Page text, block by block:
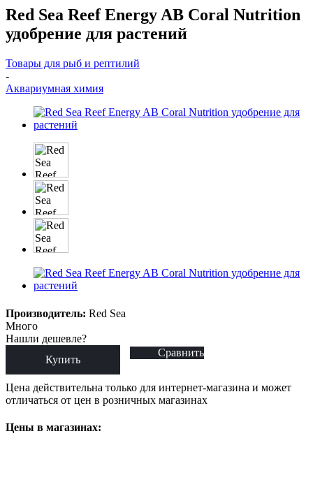
Red Sea Reef Energy AB Coral Nutrition
удобрение для растений
Товары для рыб и рептилий
-
Аквариумная химия
Производитель: Red Sea
Много
Нашли дешевле?
Купить
Сравнить
Цена действительна только для интернет-магазина и может
отличаться от цен в розничных магазинах
Цены в магазинах: